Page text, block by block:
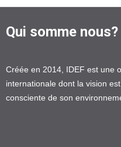
Qui somme nous?
Créée en 2014, IDEF est une
internationale dont la vision
consciente de son